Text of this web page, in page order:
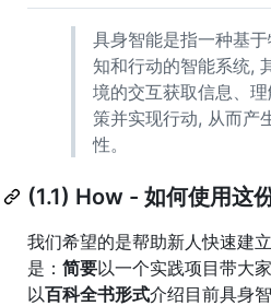
具身智能是指一种基
知和行动的智能系统,
境的交互获取信息、
策并实现行动, 从而产
性。
(1.1) How - 如何使用这
我们希望的是帮助新人快速建
是： 简要以一个实践项目带大
以百科全书形式介绍目前具身